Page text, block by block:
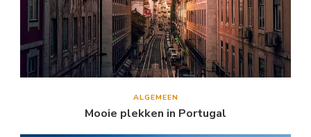
ALGEMEEN
Mooie plekken in Portugal